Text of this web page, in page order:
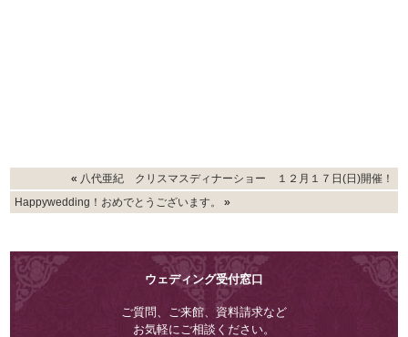
« 八代亜紀 クリスマスディナーショー １２月１７日(日)開催！
Happywedding！おめでとうございます。
»
ウェディング受付窓口
ご質問、ご来館、資料請求など
お気軽にご相談ください。